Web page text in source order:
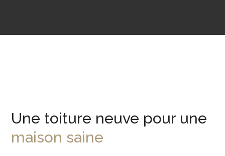
Une toiture neuve pour une
maison saine